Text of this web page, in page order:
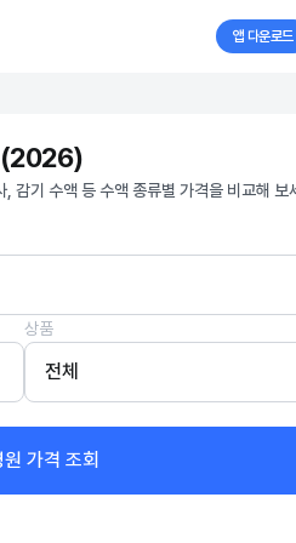
앱 다운로드
(2026)
감기 수액 등 수액 종류별 가격을 비교해 보
상품
전체
가격 조회